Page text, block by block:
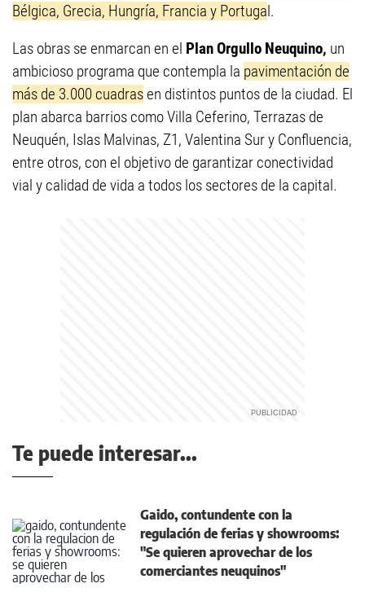
Bélgica, Grecia, Hungría, Francia y Portugal.
Las obras se enmarcan en el Plan Orgullo Neuquino, un
ambicioso programa que contempla la pavimentación de
más de 3.000 cuadrasen distintos puntos de la ciudad. El
plan abarca barrios como Villa Ceferino, Terrazas de
Neuquén, Islas Malvinas, Z1, Valentina Sur y Confluencia,
entre otros, con el objetivo de garantizar conectividad
vial y calidad de vida a todos los sectores de la capital.
Te puede interesar...
Gaido, contundente con la
regulación de ferias y showrooms:
"Se quieren aprovechar de los
comerciantes neuquinos"